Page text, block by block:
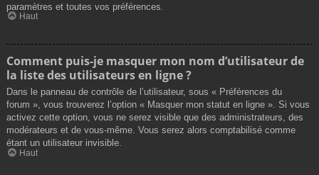
paramètres et toutes vos préférences.
Haut
Comment puis-je masquer mon nom d’utilisateur de
la liste des utilisateurs en ligne ?
Dans le panneau de contrôle de l’utilisateur, sous « Préférences du
forum », vous trouverez l’option « Masquer mon statut en ligne ». Si vous
activez cette option, vous ne serez visible que des administrateurs, des
modérateurs et de vous-même. Vous serez alors comptabilisé comme
étant un utilisateur invisible.
Haut